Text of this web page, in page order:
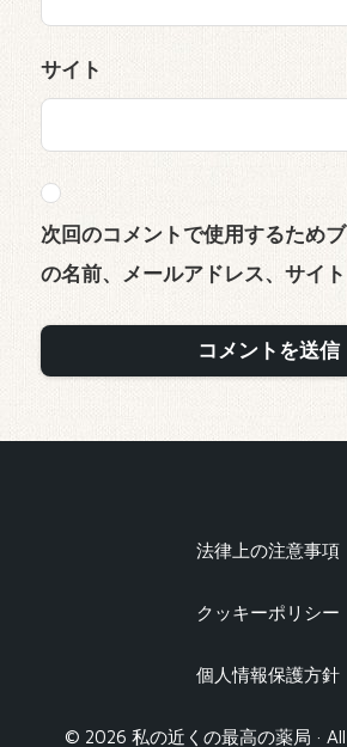
サイト
次回のコメントで使用するため
の名前、メールアドレス、サイト
法律上の注意事項
クッキーポリシー
個人情報保護方針
© 2026 私の近くの最高の薬局 ·